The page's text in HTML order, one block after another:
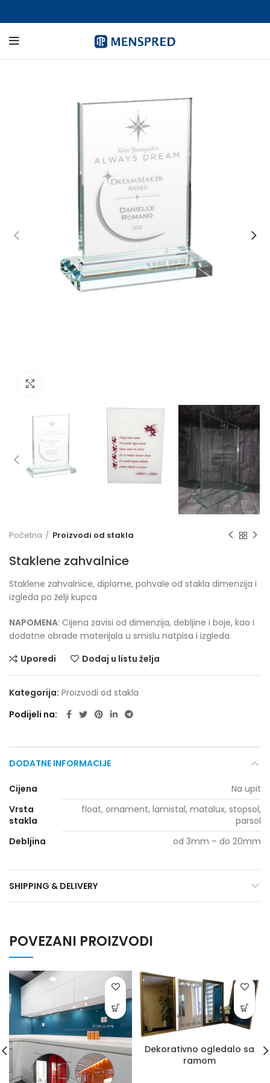
Početna Proizvodi od stakla
Staklene zahvalnice
Staklene zahvalnice, diplome, pohvale od stakla dimenzija i
izgleda po želji kupca
NAPOMENA: Cijena zavisi od dimenzija, debljine i boje, kao i
dodatne obrade materijala u smislu natpisa i izgleda.
Uporedi
Dodaj u listu želja
Kategorija: Proizvodi od stakla
Podijeli na
DODATNE INFORMACIJE
Cijena
Na upit
Vrsta
stakla
float, ornament, lamistal, matalux, stopsol,
parsol
Debljina
od 3mm – do 20mm
SHIPPING & DELIVERY
POVEZANI PROIZVODI
Dekorativno ogledalo sa
ramom